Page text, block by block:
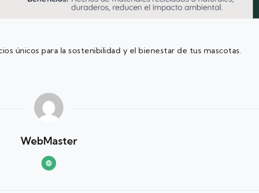
únicos para la sostenibilidad y el bienestar de tus mascotas.
WebMaster